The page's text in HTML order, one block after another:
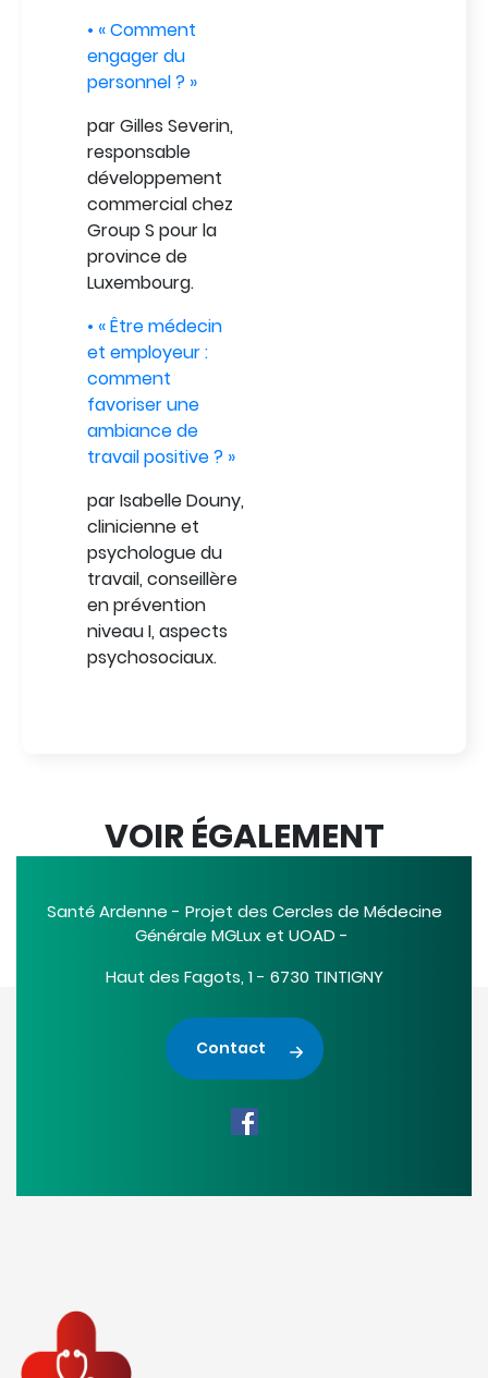
• « Comment
engager du
personnel ? »
par Gilles Severin,
responsable
développement
commercial chez
Group S pour la
province de
Luxembourg.
• « Être médecin
et employeur :
comment
favoriser une
ambiance de
travail positive ? »
par Isabelle Douny,
clinicienne et
psychologue du
travail, conseillère
en prévention
niveau I, aspects
psychosociaux.
VOIR ÉGALEMENT
Santé Ardenne - Projet des Cercles de Médecine
Générale MGLux et UOAD -
Haut des Fagots, 1 - 6730 TINTIGNY
Contact